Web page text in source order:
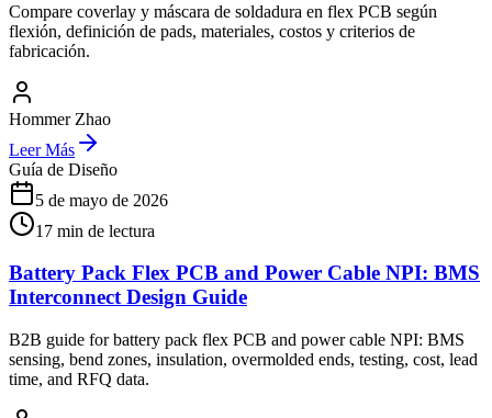
Compare coverlay y máscara de soldadura en flex PCB según
flexión, definición de pads, materiales, costos y criterios de
fabricación.
Hommer Zhao
Leer Más
Guía de Diseño
5 de mayo de 2026
17 min de lectura
Battery Pack Flex PCB and Power Cable NPI: BMS
Interconnect Design Guide
B2B guide for battery pack flex PCB and power cable NPI: BMS
sensing, bend zones, insulation, overmolded ends, testing, cost, lead
time, and RFQ data.